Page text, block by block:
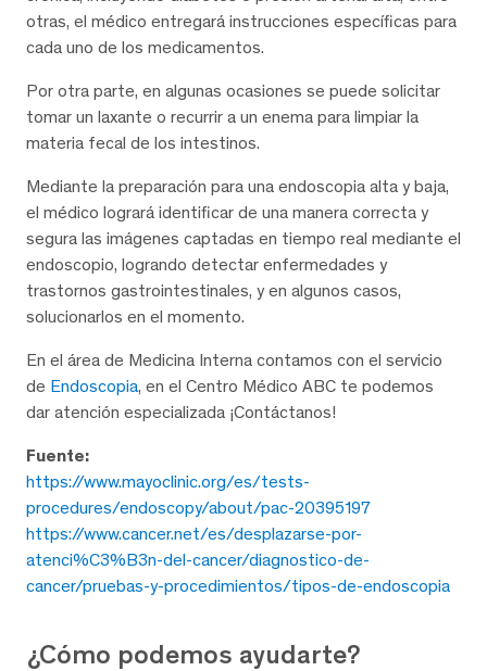
otras, el médico entregará instrucciones específicas para
cada uno de los medicamentos.
Por otra parte, en algunas ocasiones se puede solicitar
tomar un laxante o recurrir a un enema para limpiar la
materia fecal de los intestinos.
Mediante la preparación para una endoscopia alta y baja,
el médico logrará identificar de una manera correcta y
segura las imágenes captadas en tiempo real mediante el
endoscopio, logrando detectar enfermedades y
trastornos gastrointestinales, y en algunos casos,
solucionarlos en el momento.
En el área de Medicina Interna contamos con el servicio
de Endoscopia, en el Centro Médico ABC te podemos
dar atención especializada ¡Contáctanos!
Fuente:
https://www.mayoclinic.org/es/tests-
procedures/endoscopy/about/pac-20395197
https://www.cancer.net/es/desplazarse-por-
atenci%C3%B3n-del-cancer/diagnostico-de-
cancer/pruebas-y-procedimientos/tipos-de-endoscopia
¿Cómo podemos ayudarte?